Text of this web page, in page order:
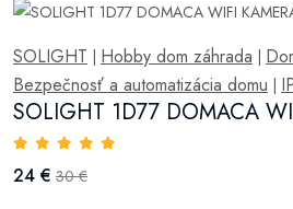
SOLIGHT Hobby dom záhrada
Bezpečnosť a automatizácia domu
SOLIGHT 1D77 DOMACA
24 € 30 €